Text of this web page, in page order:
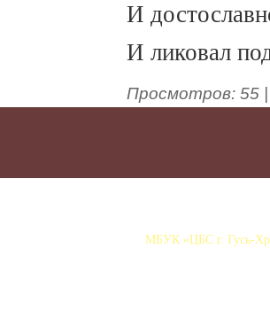
И
И ликовал
Просмотров: 55
МБУК «ЦБС г. Гусь-